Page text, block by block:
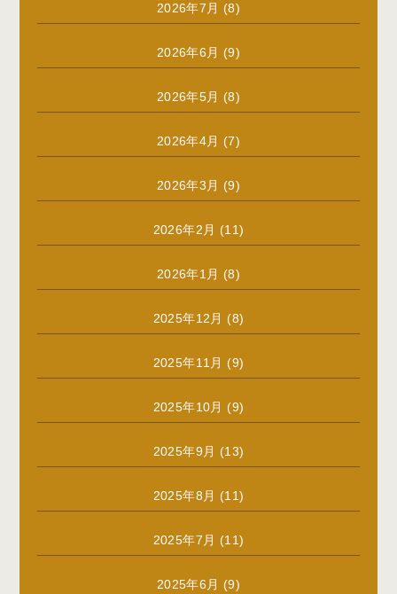
2026年7月 (8)
2026年6月 (9)
2026年5月 (8)
2026年4月 (7)
2026年3月 (9)
2026年2月 (11)
2026年1月 (8)
2025年12月 (8)
2025年11月 (9)
2025年10月 (9)
2025年9月 (13)
2025年8月 (11)
2025年7月 (11)
2025年6月 (9)